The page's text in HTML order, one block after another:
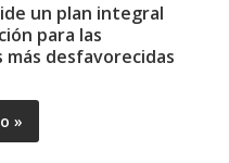
un plan integral
para las
más desfavorecidas
»